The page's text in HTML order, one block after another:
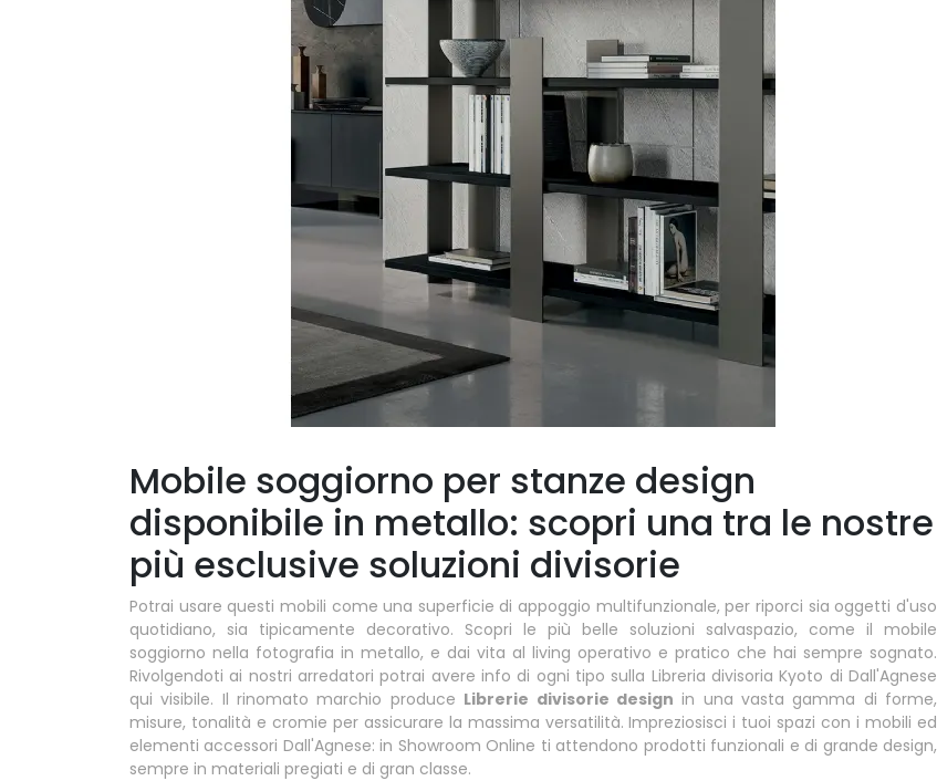
Mobile soggiorno per stanze design
disponibile in metallo: scopri una tra le nostre
più esclusive soluzioni divisorie
Potrai usare questi mobili come una superficie di appoggio multifunzionale, per riporci sia oggetti d'uso
quotidiano, sia tipicamente decorativo. Scopri le più belle soluzioni salvaspazio, come il mobile
soggiorno nella fotografia in metallo, e dai vita al living operativo e pratico che hai sempre sognato.
Rivolgendoti ai nostri arredatori potrai avere info di ogni tipo sulla Libreria divisoria Kyoto di Dall'Agnese
qui visibile. Il rinomato marchio produce Librerie divisorie design in una vasta gamma di forme,
misure, tonalità e cromie per assicurare la massima versatilità. Impreziosisci i tuoi spazi con i mobili ed
elementi accessori Dall'Agnese: in Showroom Online ti attendono prodotti funzionali e di grande design,
sempre in materiali pregiati e di gran classe.